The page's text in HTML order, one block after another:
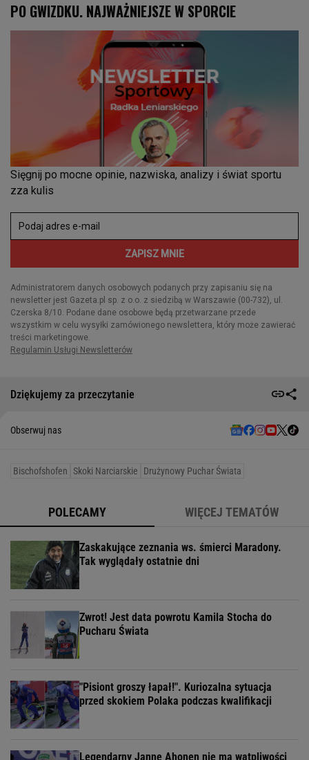
Dziękujemy za przeczytanie
Obserwuj nas
Bischofshofen Skoki Narciarskie Drużynowy Puchar Świata
POLECAMY WIĘCEJ TEMATÓW
Zaskakujące zeznania ws. śmierci Maradony.
Tak wyglądały ostatnie dni
Zwrot! Jest data powrotu Kamila Stocha do
Pucharu Świata
"Pisiont groszy łapał!". Kuriozalna sytuacja
przed skokiem Polaka podczas kwalifikacji
Legendarny Janne Ahonen nie ma wątpliwości